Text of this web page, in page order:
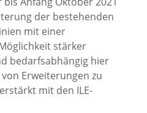
der bestehenden
mit einer
stärker
bedarfsabhängig hier
Erweiterungen zu
mit den ILE-